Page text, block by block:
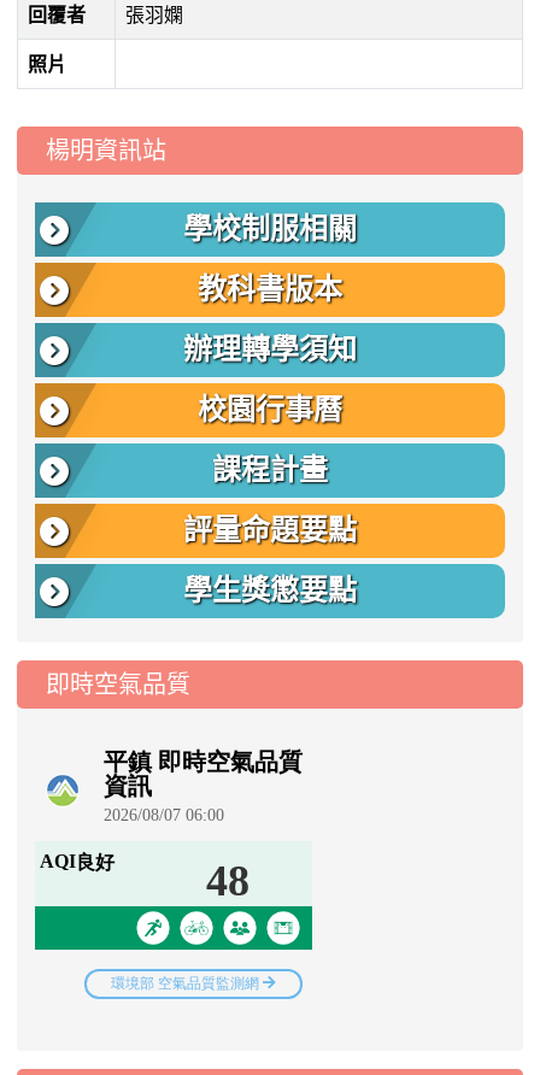
回覆者
張羽嫻
照片
::: 楊明資訊站
學校制服相關
教科書版本
辦理轉學須知
校園行事曆
課程計畫
評量命題要點
學生獎懲要點
即時空氣品質